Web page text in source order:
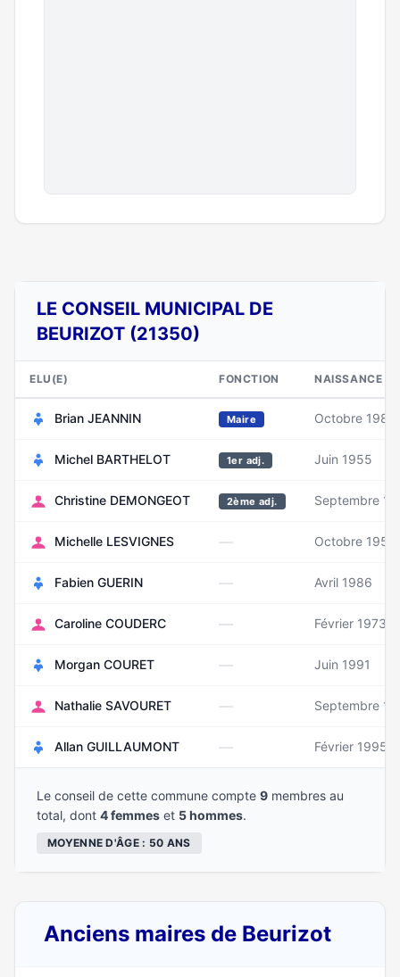
LE CONSEIL MUNICIPAL DE
BEURIZOT (21350)
ELU(E) FONCTION NAISSANCE
Brian JEANNIN Maire Octobre 1987
Michel BARTHELOT 1er adj. Juin 1955
Christine DEMONGEOT 2ème adj. Septembre
Michelle LESVIGNES — Octobre 1951
Fabien GUERIN — Avril 1986
Caroline COUDERC — Février 1973
Morgan COURET — Juin 1991
Nathalie SAVOURET — Septembre
Allan GUILLAUMONT — Février 1995
Le conseil de cette commune compte 9 membres au
total, dont 4 femmes et 5 hommes.
MOYENNE D'ÂGE : 50 ANS
Anciens maires de Beurizot